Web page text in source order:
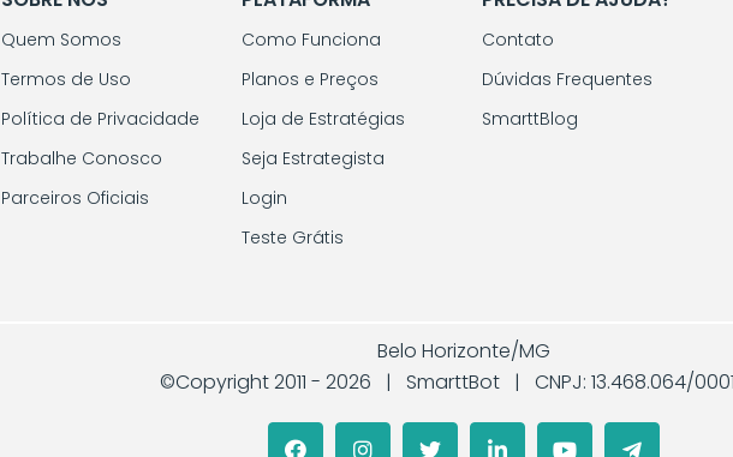
Quem Somos
Termos de Uso
Política de Privacidade
Trabalhe Conosco
Parceiros Oficiais
Como Funciona
Planos e Preços
Loja de Estratégias
Seja Estrategista
Login
Teste Grátis
Contato
Dúvidas Frequentes
SmarttBlog
Belo Horizonte/MG
©Copyright 2011 - 2026 | SmarttBot | CNPJ: 13.468.064/